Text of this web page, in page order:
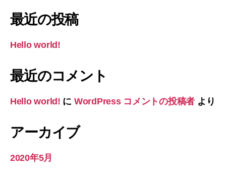
象:
最近の投稿
Hello world!
最近のコメント
Hello world! に WordPress コメントの投稿者 より
アーカイブ
2020年5月